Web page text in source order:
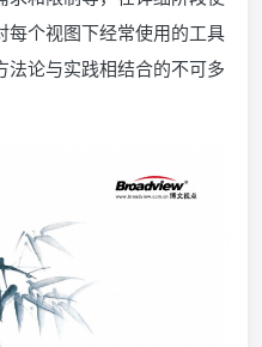
每个视图下经常使用的工具
论与实践相结合的不可多